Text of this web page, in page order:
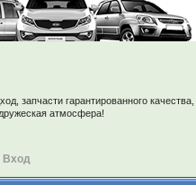
запчасти гарантированного
атмосфера!
Вход